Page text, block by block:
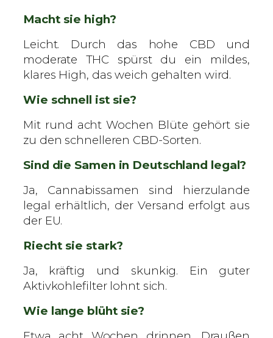
Macht sie high?
Leicht. Durch das hohe CBD und
moderate THC spürst du ein mildes,
klares High, das weich gehalten wird.
Wie schnell ist sie?
Mit rund acht Wochen Blüte gehört sie
zu den schnelleren CBD-Sorten.
Sind die Samen in Deutschland legal?
Ja, Cannabissamen sind hierzulande
legal erhältlich, der Versand erfolgt aus
der EU.
Riecht sie stark?
Ja, kräftig und skunkig. Ein guter
Aktivkohlefilter lohnt sich.
Wie lange blüht sie?